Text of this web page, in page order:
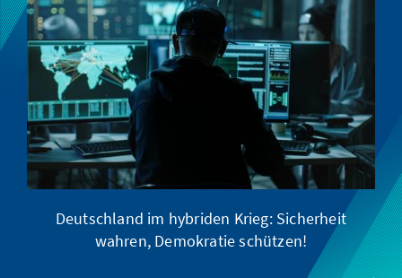
Deutschland im hybriden Krieg: Sicherheit
wahren, Demokratie schützen!